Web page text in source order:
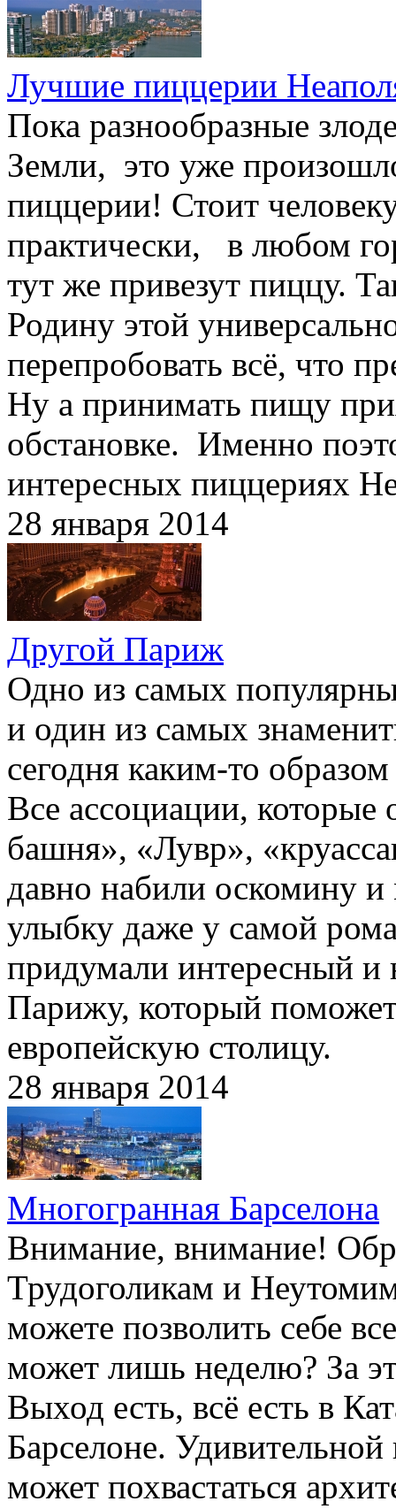
Лучшие пиццерии
Пока разнообразные
Земли, это уже
пиццерии! Стоит
практически, в любом
тут же привезут пиццу.
Родину этой
перепробовать всё, что
Ну а принимать пищу
обстановке. Именно
интересных пиццериях
28 января 2014
Другой Париж
Одно из самых
и один из самых
сегодня каким-то
Все ассоциации, которые
башня», «Лувр»,
давно набили оскомину и
улыбку даже у самой
придумали интересный
Парижу, который
европейскую столицу.
28 января 2014
Многогранная Барселона
Внимание, внимание!
Трудоголикам и
можете позволить себе
может лишь неделю? За
Выход есть, всё есть в
Барселоне.
может похвастаться